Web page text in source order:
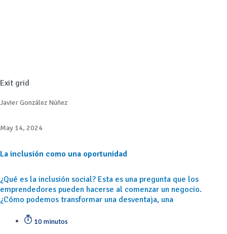
Exit grid
Javier González Núñez
May 14, 2024
La inclusión como una oportunidad
¿Qué es la inclusión social? Esta es una pregunta que los
emprendedores pueden hacerse al comenzar un negocio.
¿Cómo podemos transformar una desventaja, una
10 minutos